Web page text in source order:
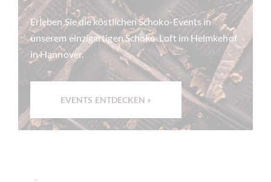
Erleben Sie die köstlichen Schoko-Events in
unserem einzigartigen Schoko-Loft im Helmkehof
in Hannover.
EVENTS ENTDECKEN »